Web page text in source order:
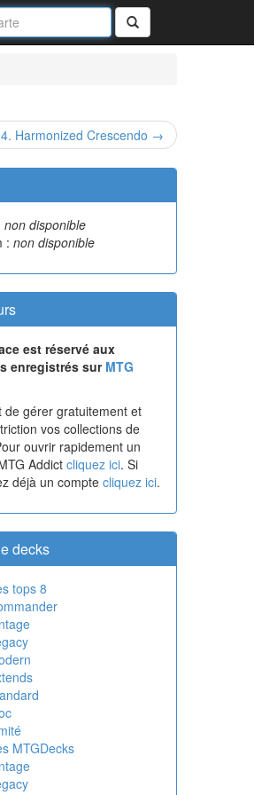
Rechercher
Harmonized Crescendo →
non disponible
: non disponible
est réservé aux
enregistrés sur MTG
de gérer gratuitement et
vos collections de
ouvrir rapidement un
Addict cliquez ici. Si
déjà un comptecliquez ici.
decks
tops 8
MTGDecks